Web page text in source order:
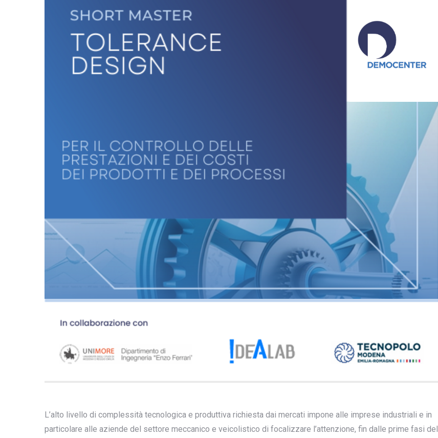
L’alto livello di complessità tecnologica e produttiva richiesta dai mercati impone alle imprese industriali e in
particolare alle aziende del settore meccanico e veicolistico di focalizzare l’attenzione, fin dalle prime fasi del